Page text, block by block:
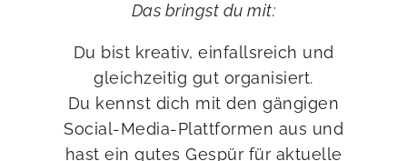
Das bringst du mit:
Du bist kreativ, einfallsreich und
gleichzeitig gut organisiert.
Du kennst dich mit den gängigen
Social-Media-Plattformen aus und
hast ein gutes Gespür für aktuelle